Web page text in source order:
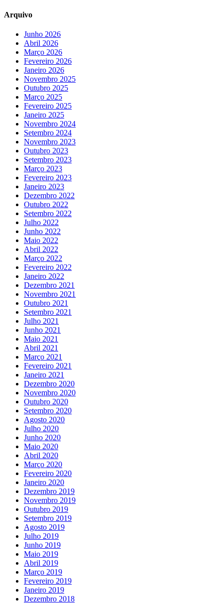
Arquivo
Junho 2026
Abril 2026
Março 2026
Fevereiro 2026
Janeiro 2026
Novembro 2025
Outubro 2025
Março 2025
Fevereiro 2025
Janeiro 2025
Novembro 2024
Setembro 2024
Novembro 2023
Outubro 2023
Setembro 2023
Março 2023
Fevereiro 2023
Janeiro 2023
Dezembro 2022
Outubro 2022
Setembro 2022
Julho 2022
Junho 2022
Maio 2022
Abril 2022
Março 2022
Fevereiro 2022
Janeiro 2022
Dezembro 2021
Novembro 2021
Outubro 2021
Setembro 2021
Julho 2021
Junho 2021
Maio 2021
Abril 2021
Março 2021
Fevereiro 2021
Janeiro 2021
Dezembro 2020
Novembro 2020
Outubro 2020
Setembro 2020
Agosto 2020
Julho 2020
Junho 2020
Maio 2020
Abril 2020
Março 2020
Fevereiro 2020
Janeiro 2020
Dezembro 2019
Novembro 2019
Outubro 2019
Setembro 2019
Agosto 2019
Julho 2019
Junho 2019
Maio 2019
Abril 2019
Março 2019
Fevereiro 2019
Janeiro 2019
Dezembro 2018